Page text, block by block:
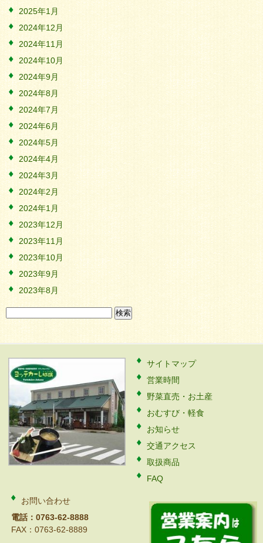
2025年1月
2024年12月
2024年11月
2024年10月
2024年9月
2024年8月
2024年7月
2024年6月
2024年5月
2024年4月
2024年3月
2024年2月
2024年1月
2023年12月
2023年11月
2023年10月
2023年9月
2023年8月
索:
サイトマップ
営業時間
野菜直売・お土産
おむすび・軽食
お知らせ
交通アクセス
取扱商品
FAQ
お問い合わせ
電話：0763-62-8888
FAX：0763-62-8889